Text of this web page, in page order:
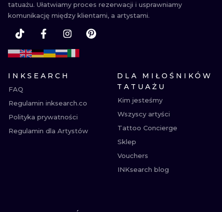
tatuażu. Ułatwiamy proces rezerwacji i usprawniamy
komunikację między klientami, a artystami.
INKSEARCH
FAQ
Regulamin inksearch.co
Polityka prywatności
Regulamin dla Artystów
DLA MIŁOŚNIKÓW
TATUAŻU
Kim jesteśmy
Wszyscy artyści
Tattoo Concierge
Sklep
Vouchers
INKsearch blog